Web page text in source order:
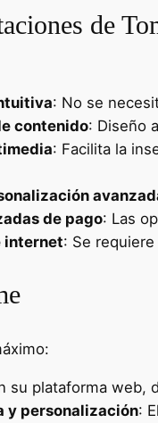
de
: No se
contenido: Diseño
: Facilita la
de pago: Las
internet: Se
su plataforma web,
y personalización: